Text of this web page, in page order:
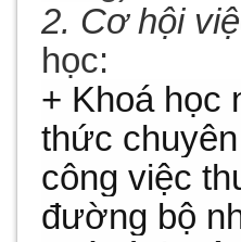
2. Cơ hội
học:
+ Khoá học
thức
công việc
đường bộ